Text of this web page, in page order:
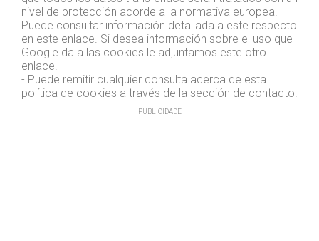
nivel de protección acorde a la normativa europea.
Puede consultar información detallada a este respecto
en este enlace. Si desea información sobre el uso que
Google da a las cookies le adjuntamos este otro
enlace.
- Puede remitir cualquier consulta acerca de esta
política de cookies a través de la sección de contacto.